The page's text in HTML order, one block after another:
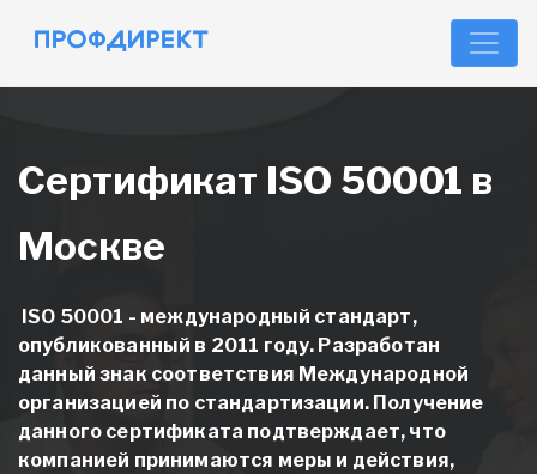
Сертификат ISO 50001 в
Москве
ISO 50001 - международный стандарт,
опубликованный в 2011 году. Разработан
данный знак соответствия Международной
организацией по стандартизации. Получение
данного сертификата подтверждает, что
компанией принимаются меры и действия,